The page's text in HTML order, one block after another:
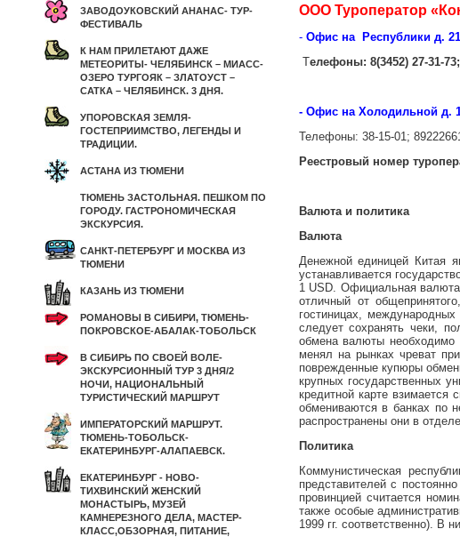
ЗАВОДОУКОВСКИЙ АНАНАС- ТУР-
ФЕСТИВАЛЬ
К НАМ ПРИЛЕТАЮТ ДАЖЕ
МЕТЕОРИТЫ- ЧЕЛЯБИНСК – МИАСС-
ОЗЕРО ТУРГОЯК – ЗЛАТОУСТ –
САТКА – ЧЕЛЯБИНСК. 3 ДНЯ.
УПОРОВСКАЯ ЗЕМЛЯ-
ГОСТЕПРИИМСТВО, ЛЕГЕНДЫ И
ТРАДИЦИИ.
АСТАНА ИЗ ТЮМЕНИ
ТЮМЕНЬ ЗАСТОЛЬНАЯ. ПЕШКОМ ПО
ГОРОДУ. ГАСТРОНОМИЧЕСКАЯ
ЭКСКУРСИЯ.
САНКТ-ПЕТЕРБУРГ И МОСКВА ИЗ
ТЮМЕНИ
КАЗАНЬ ИЗ ТЮМЕНИ
РОМАНОВЫ В СИБИРИ, ТЮМЕНЬ-
ПОКРОВСКОЕ-АБАЛАК-ТОБОЛЬСК
В СИБИРЬ ПО СВОЕЙ ВОЛЕ-
ЭКСКУРСИОННЫЙ ТУР 3 ДНЯ/2
НОЧИ, НАЦИОНАЛЬНЫЙ
ТУРИСТИЧЕСКИЙ МАРШРУТ
ИМПЕРАТОРСКИЙ МАРШРУТ.
ТЮМЕНЬ-ТОБОЛЬСК-
ЕКАТЕРИНБУРГ-АЛАПАЕВСК.
ЕКАТЕРИНБУРГ - НОВО-
ТИХВИНСКИЙ ЖЕНСКИЙ
МОНАСТЫРЬ, МУЗЕЙ
КАМНЕРЕЗНОГО ДЕЛА, МАСТЕР-
КЛАСС,ОБЗОРНАЯ, ПИТАНИЕ,
ООО Туроператор
- Офис на Республики д.
Телефоны: 8(3452) 27-31-
- Офис на Холодильной д.
Телефоны: 38-15-01;
Реестровый номер
Валюта и политика
Валюта
Денежной единицей
устанавливается
1 USD. Официальная
отличный от
гостиницах,
следует сохранять чеки,
обмена валюты необходимо
менял на рынках чреват
поврежденные купюры
крупных государственных
кредитной карте взимается
обмениваются в банках по
распространены они в
Политика
Коммунистическая
представителей с
провинцией считается
также особые
1999 гг. соответственно). В